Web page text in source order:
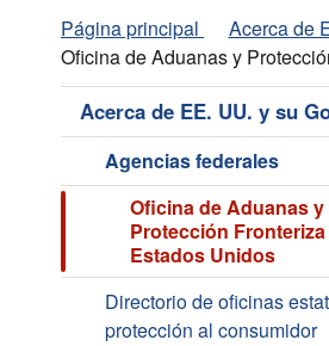
Página principal Acerca de
Oficina de Aduanas y
Acerca de EE. UU. y su
Agencias federales
Oficina de Aduanas y
Protección
Estados Unidos
Directorio de oficinas
protección al consumidor